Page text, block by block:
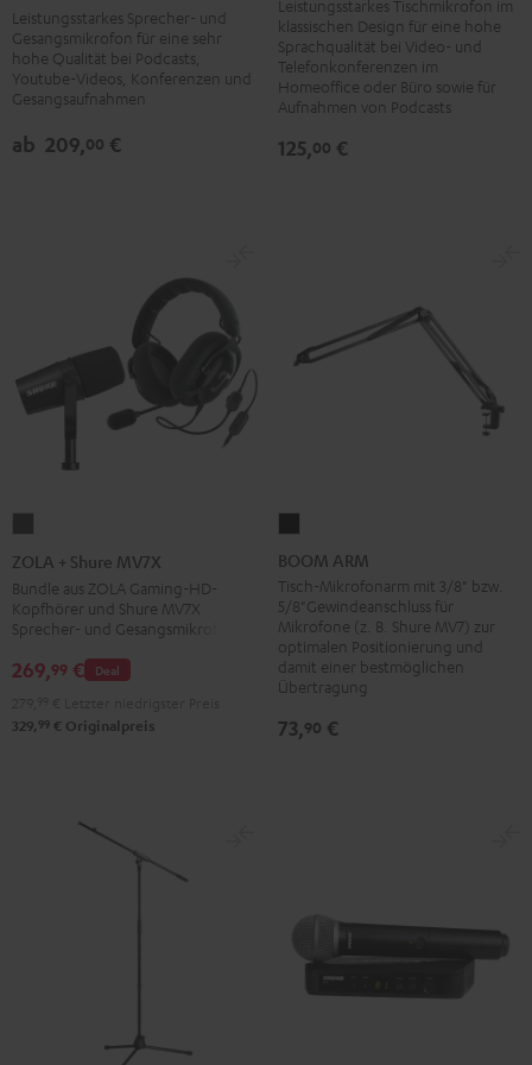
Leistungsstarkes Sprecher- und
Gesangsmikrofon für eine sehr
hohe Qualität bei Podcasts,
Youtube-Videos, Konferenzen und
Gesangsaufnahmen
ab 209,00 €
/
Silber
Leistungsstarkes Tischmikrofon im
klassischen Design für eine hohe
Sprachqualität bei Video- und
Telefonkonferenzen im
Homeoffice oder Büro sowie für
Aufnahmen von Podcasts
125,00 €
+
Shure
MV7X
Dark
Gray
ZOLA + Shure MV7X
Bundle aus ZOLA Gaming-HD-
Kopfhörer und Shure MV7X
Sprecher- und Gesangsmikrofon
Deal
269,99 €
329, 99 € Originalpreis
ARM
Schwarz
BOOM ARM
Tisch-Mikrofonarm mit 3/8" bzw.
5/8"Gewindeanschluss für
Mikrofone (z. B. Shure MV7) zur
optimalen Positionierung und
damit einer bestmöglichen
Übertragung
73,90 €